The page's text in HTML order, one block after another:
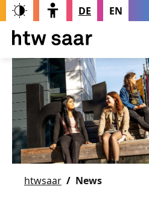
DE EN
htwsaar News